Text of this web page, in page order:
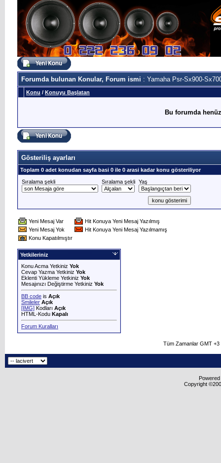
Forumda bulunan Konular, Forum ismi : Yamaha Psr-Sx900-
Konu / Konuyu Başlatan
Bu forumda
Gösteriliş ayarları
Toplam 0 adet konudan sayfa basi 0 ile 0 arasi kadar konu gösteriliyor
Sıralama şekli
Sıralama şekli Yaş
Yeni Mesaj Var
Hit Konuya Yeni Mesaj Yazılmış
Yeni Mesaj Yok
Hit Konuya Yeni Mesaj Yazılmamış
Konu Kapatılmıştır
Yetkileriniz
Konu Acma Yetkiniz Yok
Cevap Yazma Yetkiniz Yok
Eklenti Yükleme Yetkiniz Yok
Mesajınızı Değiştirme Yetkiniz Yok
BB code is Açık
Smileler Açık
[IMG] Kodları Açık
HTML-Kodu Kapalı
Forum Kuralları
Tüm Zamanlar GMT
Copyright